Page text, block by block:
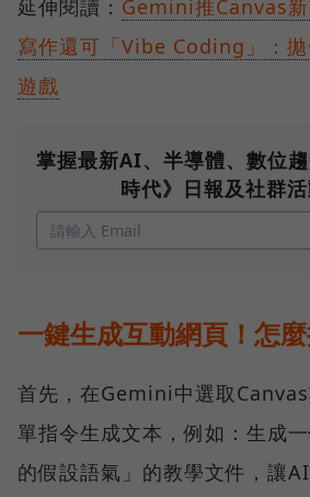
延伸閱讀： Gemini推Canvas
寫作還可「Vibe Coding」：
遊戲
掌握最新AI、半導體、數位
時代》日報及社群
一鍵生成互動網頁！怎
首先，在Gemini中選取
單指令生成文本，例如：生成
的假設語氣」的教學文件，讓